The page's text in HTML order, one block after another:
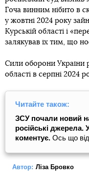
Гоча винним нібито в
у жовтні 2024 року
Курській області і
залякував їх тим, що
Сили оборони України
області в серпні 2024
Читайте також:
ЗСУ почали новий
російські джерела.
коментує. Ось що
Автор: Ліза Бровко